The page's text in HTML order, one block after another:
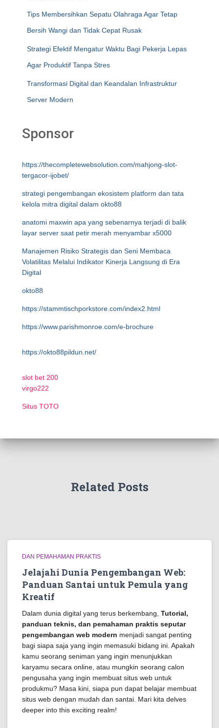
Tips Membersihkan Sepatu Olahraga Agar Tetap
Bersih Wangi dan Tidak Cepat Rusak
Strategi Efektif Mengatur Waktu Bagi Pekerja Lepas
Agar Produktif Tanpa Stres
Transformasi Digital dan Keandalan Infrastruktur
Server Modern
Sponsor
https://thecompletewebsolution.com/mahjong-slot-
tergacor-ijobet/
strategi pengembangan ekosistem platform dan tata
kelola mitra digital dalam okto88
anatomi maxwin apa yang sebenarnya terjadi di balik
layar server saat petir merah menyambar x5000
Manajemen Risiko Strategis dan Seni Membaca
Volatilitas Melalui Indikator Kinerja Langsung di Era
Digital
okto88
https://stammtischporkstore.com/index2.html
https://www.parishmonroe.com/e-brochure
https://okto88pildun.net/
slot bet 200
virgo222
Situs TOTO
Related Posts
DAN PEMAHAMAN PRAKTIS
Jelajahi Dunia Pengembangan Web:
Panduan Santai untuk Pemula yang
Kreatif
Dalam dunia digital yang terus berkembang, Tutorial,
panduan teknis, dan pemahaman praktis seputar
pengembangan web modern menjadi sangat penting
bagi siapa saja yang ingin memasuki bidang ini. Apakah
kamu seorang seniman yang ingin menunjukkan
karyamu secara online, atau mungkin seorang calon
pengusaha yang ingin membuat situs web untuk
produkmu? Masa kini, siapa pun dapat belajar membuat
situs web dengan mudah dan santai. Mari kita delves
deeper into this exciting realm!